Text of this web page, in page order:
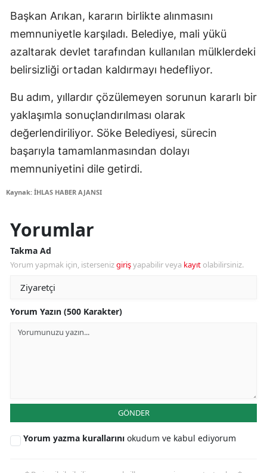
Başkan Arıkan, kararın birlikte alınmasını
memnuniyetle karşıladı. Belediye, mali yükü
azaltarak devlet tarafından kullanılan mülklerdeki
belirsizliği ortadan kaldırmayı hedefliyor.
Bu adım, yıllardır çözülemeyen sorunun kararlı bir
yaklaşımla sonuçlandırılması olarak
değerlendiriliyor. Söke Belediyesi, sürecin
başarıyla tamamlanmasından dolayı
memnuniyetini dile getirdi.
Kaynak: İHLAS HABER AJANSI
Yorumlar
Takma Ad
Yorum yapmak için, istersenizgirişyapabilir veya kayıt olabilirsiniz.
Yorum Yazın (500 Karakter)
GÖNDER
Yorum yazma kurallarını okudum ve kabul ediyorum